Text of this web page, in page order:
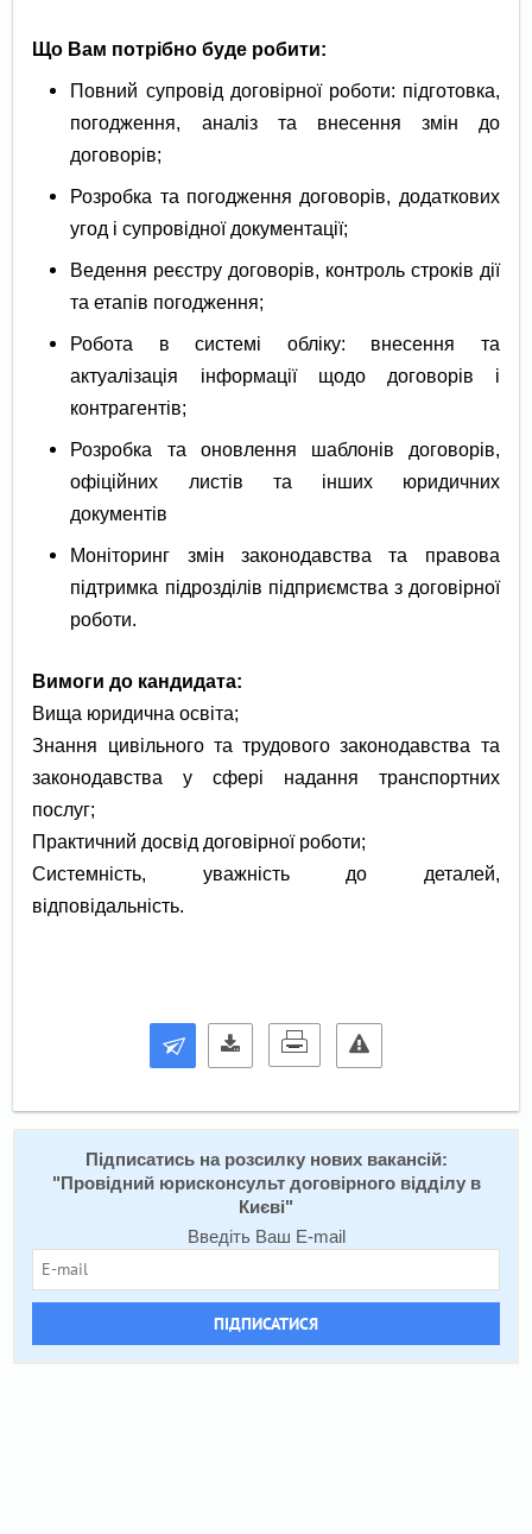
Що Вам потрібно буде робити:
Повний супровід договірної роботи: підготовка,
погодження, аналіз та внесення змін до
договорів;
Розробка та погодження договорів, додаткових
угод і супровідної документації;
Ведення реєстру договорів, контроль строків дії
та етапів погодження;
Робота в системі обліку: внесення та
актуалізація інформації щодо договорів і
контрагентів;
Розробка та оновлення шаблонів договорів,
офіційних листів та інших юридичних
документів
Моніторинг змін законодавства та правова
підтримка підрозділів підприємства з договірної
роботи.
Вимоги до кандидата:
Вища юридична освіта;
Знання цивільного та трудового законодавства та
законодавства у сфері надання транспортних
послуг;
Практичний досвід договірної роботи;
Системність, уважність до деталей,
відповідальність.
Підписатись на розсилку нових вакансій:
" Провідний юрисконсульт договірного відділу в
Києві"
Введіть Ваш E-mail
ПІДПИСАТИСЯ